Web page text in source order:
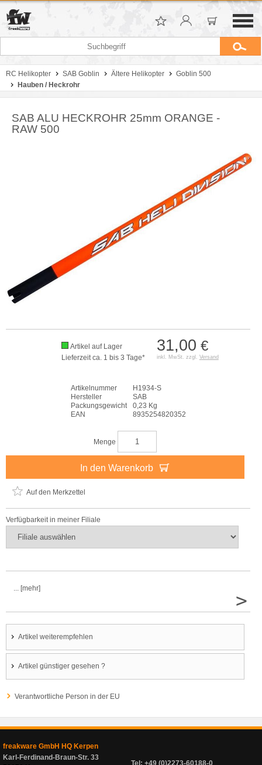
RC Helikopter SAB Goblin Ältere Helikopter
Goblin 500
Hauben / Heckrohr
SAB ALU HECKROHR 25mm ORANGE -
RAW 500
31,00 €
inkl. MwSt. zzgl. Versand
Artikel auf Lager
Lieferzeit ca. 1 bis 3 Tage*
Artikelnummer
H1934-S
Hersteller
SAB
Packungsgewicht
0,23 Kg
EAN
8935254820352
Menge
In den Warenkorb
Auf den Merkzettel
Verfügbarkeit in meiner Filiale
... [mehr]
>
Artikel weiterempfehlen
Artikel günstiger gesehen ?
Verantwortliche Person in der EU
freakware GmbH HQ Kerpen
Karl-Ferdinand-Braun-Str. 33
Tel: +49 (0)2273-60188-0